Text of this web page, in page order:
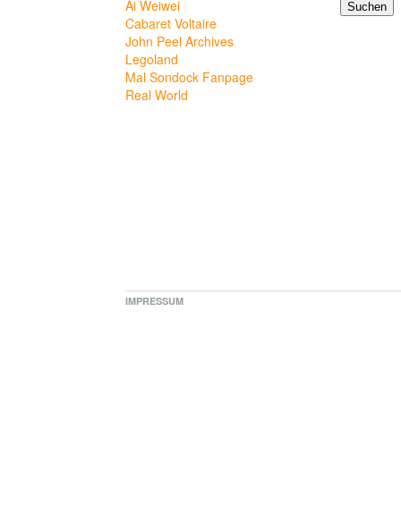
Ai Weiwei
Cabaret Voltaire
John Peel Archives
Legoland
Mal Sondock Fanpage
Real World
IMPRESSUM